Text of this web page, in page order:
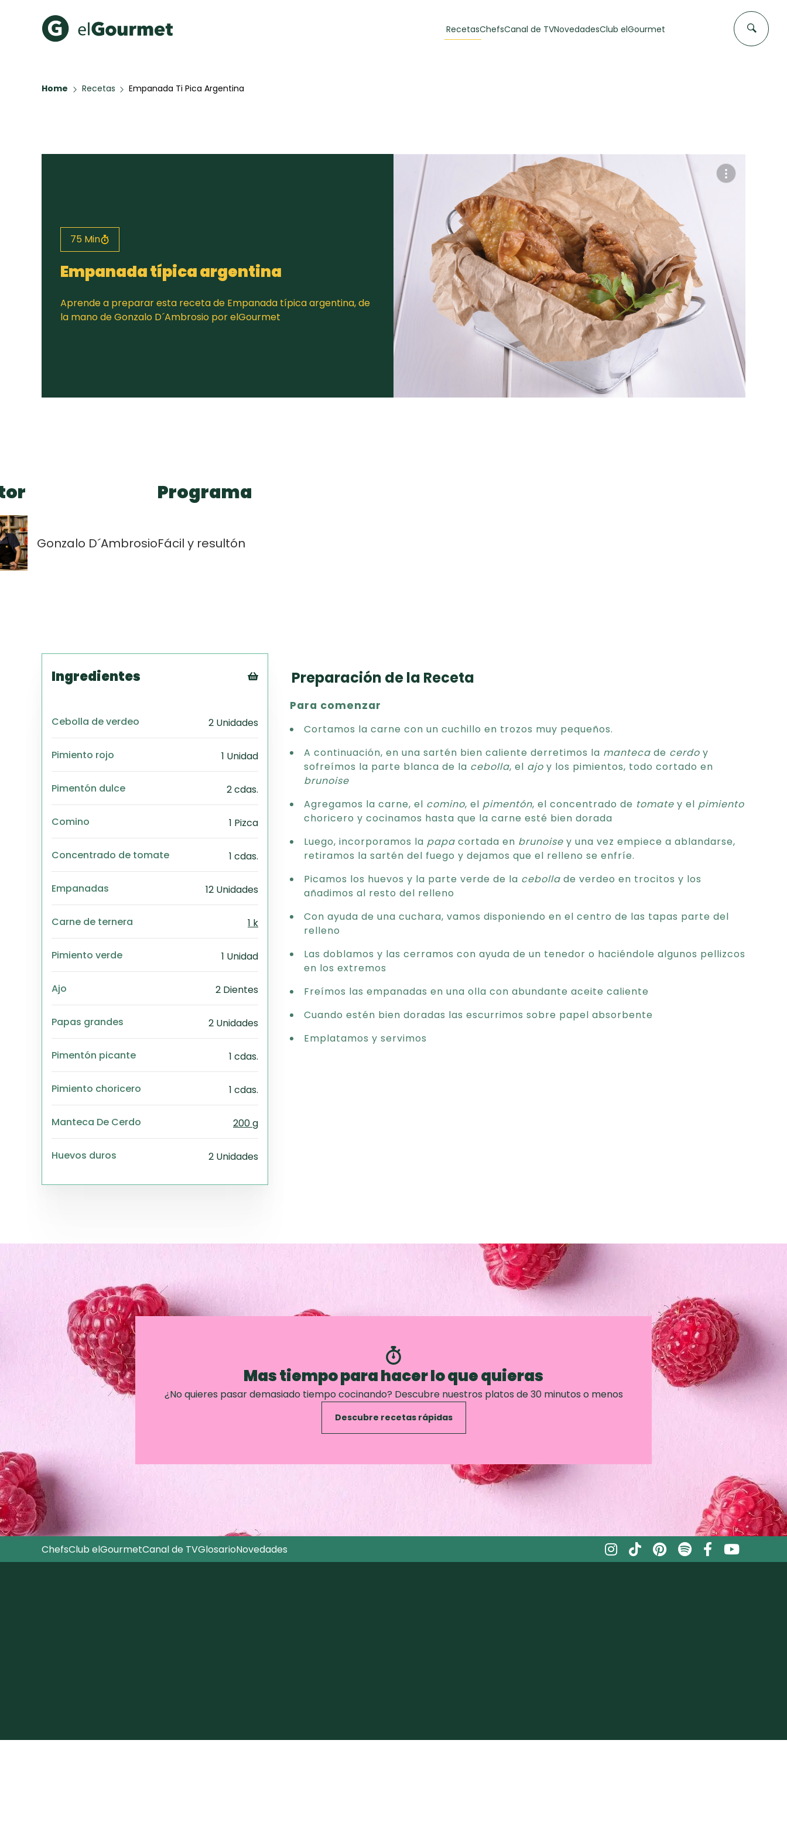
Recetas
Toast de trucha
curada y queso
EMPANADAS DE
CARNE
60 min
FLAN CASERO
50 min
Todas las recetas
ChefsCanal de TVNovedadesClub elGourmet
Home Recetas Empanada Ti Pica Argentina
75 Min
Empanada tí­pica argentina
Aprende a preparar esta receta de Empanada tí­pica argentina, de
la mano de Gonzalo D´Ambrosio por elGourmet
Gonzalo D´Ambrosio
Programa
Fácil y resultón
Ingredientes
PDF
Excel
Word
Cebolla de verdeo 2 Unidades
Pimiento rojo 1 Unidad
Pimentón dulce 2 cdas.
Comino 1 Pizca
Concentrado de tomate 1 cdas.
Empanadas 12 Unidades
Carne de ternera 1 k
Pimiento verde 1 Unidad
Ajo 2 Dientes
Papas grandes 2 Unidades
Pimentón picante 1 cdas.
Pimiento choricero 1 cdas.
Manteca De Cerdo 200 g
Huevos duros 2 Unidades
Preparación de la Receta
Para comenzar
Cortamos la carne con un cuchillo en trozos muy pequeños.
A continuación, en una sartén bien caliente derretimos la manteca de cerdo y
sofreímos la parte blanca de la cebolla, el ajo y los pimientos, todo cortado en
brunoise
Agregamos la carne, el comino, el pimentón, el concentrado de tomate y el pimiento
choricero y cocinamos hasta que la carne esté bien dorada
Luego, incorporamos la papa cortada en brunoise y una vez empiece a ablandarse,
retiramos la sartén del fuego y dejamos que el relleno se enfríe.
Picamos los huevos y la parte verde de la cebolla de verdeo en trocitos y los
añadimos al resto del relleno
Con ayuda de una cuchara, vamos disponiendo en el centro de las tapas parte del
relleno
Las doblamos y las cerramos con ayuda de un tenedor o haciéndole algunos pellizcos
en los extremos
Freímos las empanadas en una olla con abundante aceite caliente
Cuando estén bien doradas las escurrimos sobre papel absorbente
Emplatamos y servimos
Mas tiempo para hacer lo que quieras
¿No quieres pasar demasiado tiempo cocinando? Descubre nuestros platos de 30 minutos o menos
Descubre recetas rápidas
ChefsClub elGourmetCanal de TVGlosarioNovedades